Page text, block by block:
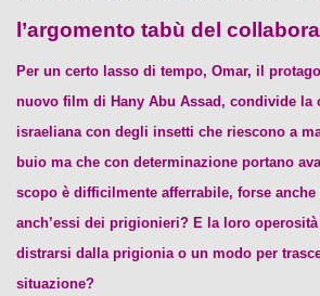
l’argomento tabù del
Per un certo lasso di tempo, Omar, il
nuovo film di Hany Abu Assad, condivide la
israeliana con degli insetti che riescono a
buio ma che con determinazione portano
scopo è difficilmente afferrabile, forse
anch’essi dei prigionieri? E la loro
distrarsi dalla prigionia o un modo per
situazione?